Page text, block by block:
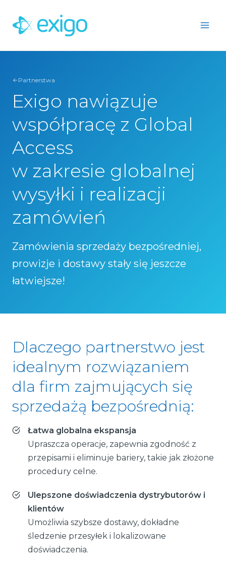
treści
Partnerstwa
Exigo nawiązuje
współpracę z Global
Access
w zakresie globalnej
wysyłki i realizacji
zamówień
Zamówienia sprzedaży bezpośredniej,
prowizje i dostawy stały się jeszcze
łatwiejsze!
Dlaczego partnerstwo jest
idealnym rozwiązaniem
dla firm zajmujących się
sprzedażą bezpośrednią:
Łatwa globalna ekspansja
Upraszcza operacje, zapewnia zgodność z
przepisami i eliminuje bariery, takie jak złożone
procedury celne.
Ulepszone doświadczenia dystrybutorów i
klientów
Umożliwia szybsze dostawy, dokładne
śledzenie przesyłek i lokalizowane
doświadczenia.